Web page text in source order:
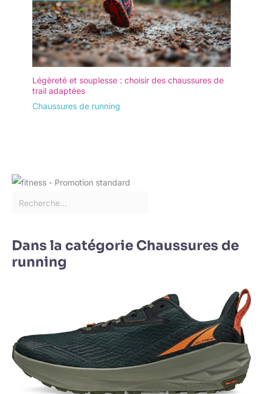
Légèreté et souplesse : choisir des chaussures de
trail adaptées
Chaussures de running
Dans la catégorie Chaussures de
running